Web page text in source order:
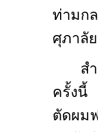
ท่ามก
ศุภาลั
ส
ครั้งนี้
ตัดผม